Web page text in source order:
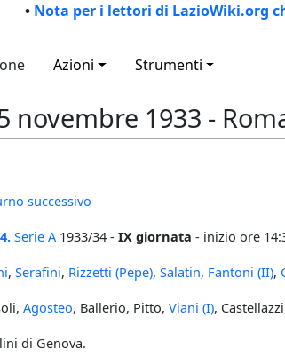
• Nota per i lettori di LazioWiki.org
Azioni Strumenti
novembre 1933 -
successivo
Serie A 1933/34 - IX giornata - inizio ore
, Serafini, Rizzetti (Pepe), Salatin, Fantoni (II),
Agosteo, Ballerio, Pitto, Viani (I),
di Genova.